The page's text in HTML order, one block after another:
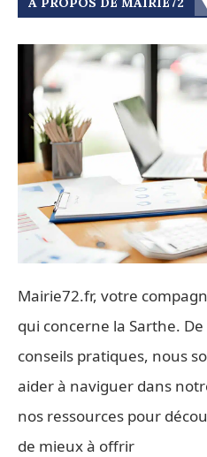
Mairie72.fr, votre
qui concerne la Sarthe.
conseils pratiques, nous
aider à naviguer dans
nos ressources pour
de mieux à offrir